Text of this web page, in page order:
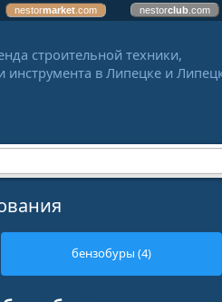
nestormarket .com nestorclub .com
строительной техники,
инструмента в Липецке и
бензобуры (4)